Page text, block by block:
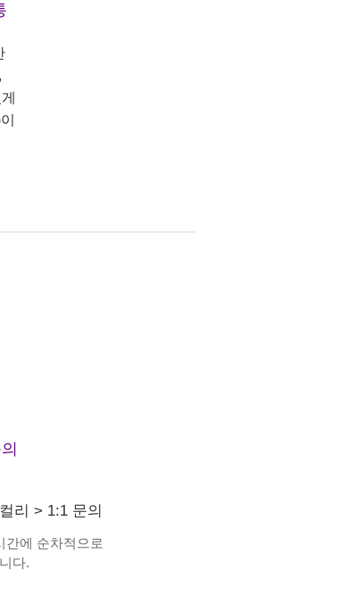
리 > 1:1 문의
간에 순차적으로
다.